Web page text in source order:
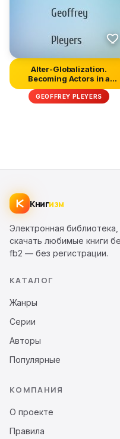
Alter-Globalization.
Becoming Actors in a
Global A...
GEOFFREY PLEYERS
Книгизм
Электронная
скачать любимые книги
fb2 — без регистрации.
КАТАЛОГ
Жанры
Серии
Авторы
Популярные
КОМПАНИЯ
О проекте
Правила